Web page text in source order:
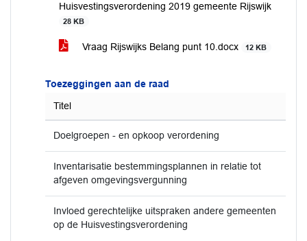
Huisvestingsverordening 2019 gemeente Rijswijk
28 KB
Vraag Rijswijks Belang punt 10.docx 12 KB
Toezeggingen aan de raad
Titel
Doelgroepen - en opkoop verordening
Inventarisatie bestemmingsplannen in relatie tot
afgeven omgevingsvergunning
Invloed gerechtelijke uitspraken andere gemeenten
op de Huisvestingsverordening